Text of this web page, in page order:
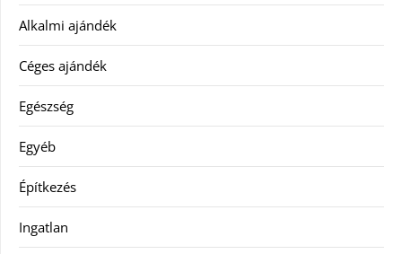
Alkalmi ajándék
Céges ajándék
Egészség
Egyéb
Építkezés
Ingatlan